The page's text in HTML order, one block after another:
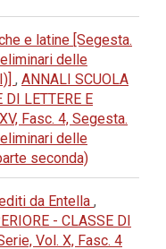
e latine [Segesta.
delle
, ANNALI SCUOLA
DI LETTERE E
Fasc. 4, Segesta.
delle
seconda)
da Entella ,
- CLASSE DI
Vol. X, Fasc. 4